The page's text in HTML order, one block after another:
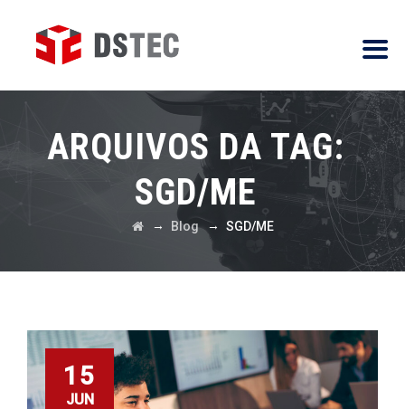
ARQUIVOS DA TAG:
SGD/ME
→ Blog→ SGD/ME
15
JUN